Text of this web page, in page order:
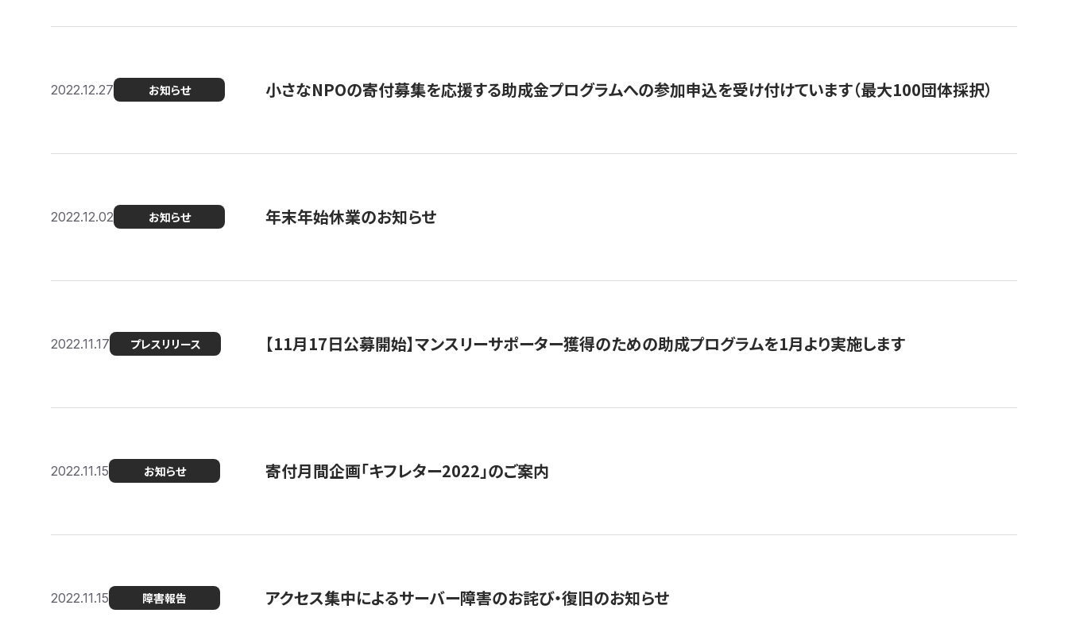
2022.12.27 お知らせ 小さなNPOの寄付募集を応援する助成金プログラムへの参加申込を受け付けています（最大100団体採択）
2022.12.02 お知らせ 年末年始休業のお知らせ
2022.11.17 プレスリリース 【11月17日公募開始】マンスリーサポーター獲得のための助成プログラムを1月より実施します
2022.11.15 お知らせ 寄付月間企画「キフレター2022」のご案内
2022.11.15 障害報告 アクセス集中によるサーバー障害のお詫び・復旧のお知らせ